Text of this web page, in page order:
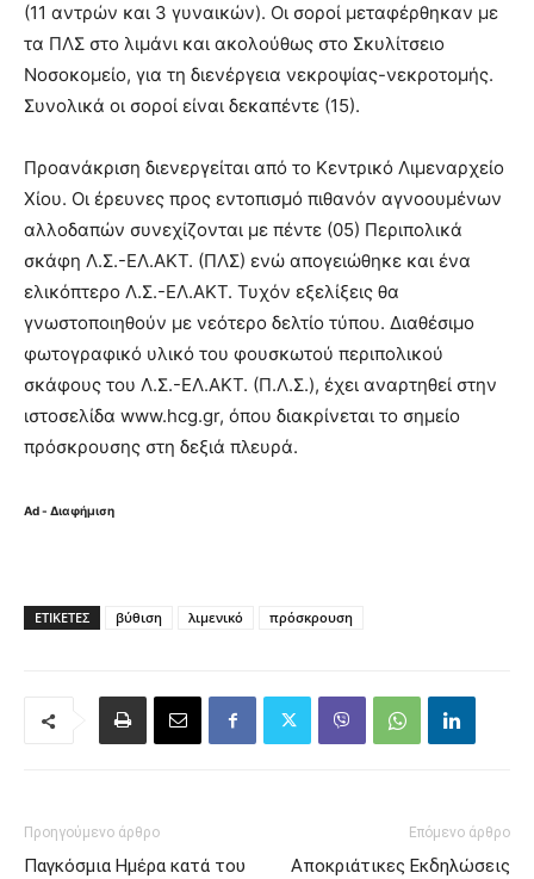
(11 αντρών και 3 γυναικών). Οι σοροί μεταφέρθηκαν με
τα ΠΛΣ στο λιμάνι και ακολούθως στο Σκυλίτσειο
Νοσοκομείο, για τη διενέργεια νεκροψίας-νεκροτομής.
Συνολικά οι σοροί είναι δεκαπέντε (15).
Προανάκριση διενεργείται από το Κεντρικό Λιμεναρχείο
Χίου. Οι έρευνες προς εντοπισμό πιθανόν αγνοουμένων
αλλοδαπών συνεχίζονται με πέντε (05) Περιπολικά
σκάφη Λ.Σ.-ΕΛ.ΑΚΤ. (ΠΛΣ) ενώ απογειώθηκε και ένα
ελικόπτερο Λ.Σ.-ΕΛ.ΑΚΤ. Τυχόν εξελίξεις θα
γνωστοποιηθούν με νεότερο δελτίο τύπου. Διαθέσιμο
φωτογραφικό υλικό του φουσκωτού περιπολικού
σκάφους του Λ.Σ.-ΕΛ.ΑΚΤ. (Π.Λ.Σ.), έχει αναρτηθεί στην
ιστοσελίδα www.hcg.gr, όπου διακρίνεται το σημείο
πρόσκρουσης στη δεξιά πλευρά.
Ad - Διαφήμιση
ΕΤΙΚΈΤΕΣ βύθιση λιμενικό πρόσκρουση
Προηγούμενο άρθρο
Παγκόσμια Ημέρα κατά του
Επόμενο άρθρο
Αποκριάτικες Εκδηλώσεις